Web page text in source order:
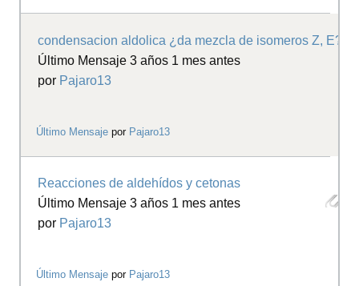
condensacion aldolica ¿da mezcla de isomeros Z, E?
Último Mensaje 3 años 1 mes antes
por Pajaro13
Último Mensaje por Pajaro13
Reacciones de aldehídos y cetonas
Último Mensaje 3 años 1 mes antes
por Pajaro13
Último Mensaje por Pajaro13